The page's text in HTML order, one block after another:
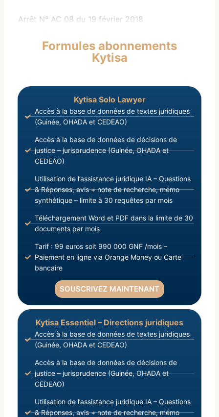
Arrêt N° AC 08 du 19 février 2018
Formules abonnements
Kytisa
Kytisa Solo Lawyer
Accès à la base de données de textes juridiques
(Guinée, OHADA et CEDEAO)
Accès à la base de données de décisions de
justice – jurisprudence (Guinée, OHADA et
CEDEAO)
Utilisation de l’assistance juridique IA – Questions
& Réponses, avis + note de recherche, mémo
synthétique – limite à 30 requêtes par mois
Téléchargement Word et PDF dans la limite de 30
documents par mois
Tarif : 99 euros soit 990 000 GNF /mois –
Paiement en ligne via Orange Money ou Carte
bancaire
SOUSCRIVEZ MAINTENANT
Kytisa Essentiel – Directions juridiques
Accès à la base de données de textes juridiques
(Guinée, OHADA et CEDEAO)
Accès à la base de données de décisions de
justice – jurisprudence (Guinée, OHADA et
CEDEAO)
Utilisation de l’assistance juridique IA – Questions
& Réponses, avis + note de recherche, mémo